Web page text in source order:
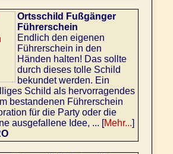
Ortsschild Fußgänger
Führerschein
Endlich den eigenen
Führerschein in den
Händen halten! Das sollte
durch dieses tolle Schild
bekundet werden. Ein
Schild als hervorragendes
bestandenen Führerschein
für die Party oder die
ausgefallene Idee, ... [Mehr...]